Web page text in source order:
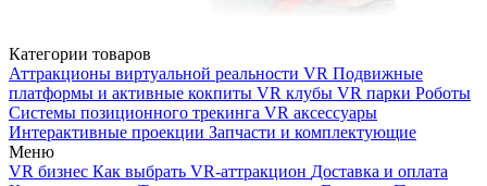
Категории товаров
Аттракционы виртуальной реальности VR Подвижные
платформы и активные кокпиты VR клубы VR парки Роботы
Системы позиционного трекинга VR аксессуары
Интерактивные проекции Запчасти и комплектующие
Меню
VR бизнес Как выбрать VR-аттракцион Доставка и оплата